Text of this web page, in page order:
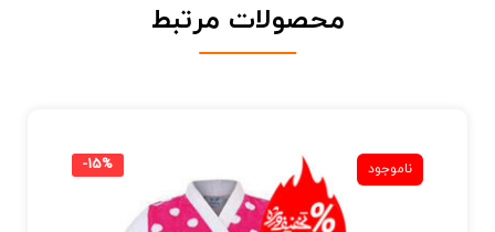
محصولات مرتبط
-15% ناموجود